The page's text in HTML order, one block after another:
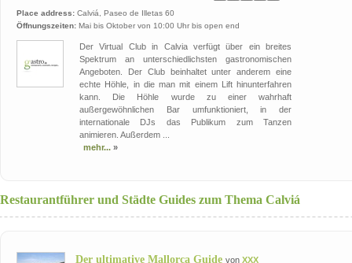
Place address: Calviá, Paseo de Illetas 60
Öffnungszeiten: Mai bis Oktober von 10:00 Uhr bis open end
Der Virtual Club in Calvia verfügt über ein breites
Spektrum an unterschiedlichsten gastronomischen
Angeboten. Der Club beinhaltet unter anderem eine
echte Höhle, in die man mit einem Lift hinunterfahren
kann. Die Höhle wurde zu einer wahrhaft
außergewöhnlichen Bar umfunktioniert, in der
internationale DJs das Publikum zum Tanzen
animieren. Außerdem ...
mehr... »
Restaurantführer und Städte Guides zum Thema Calviá
Der ultimative Mallorca Guide von XXX